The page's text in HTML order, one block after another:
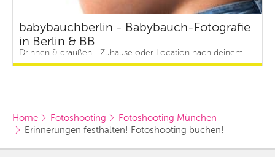
babybauchberlin - Babybauch-Fotografie
in Berlin & BB
Drinnen & draußen - Zuhause oder Location nach deinem
Home Fotoshooting
Fotoshooting München
Erinnerungen festhalten! Fotoshooting buchen!